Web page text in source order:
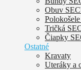
Obuv
Tričká
Čiapky
Ostatné
Kravaty
Uteráky a